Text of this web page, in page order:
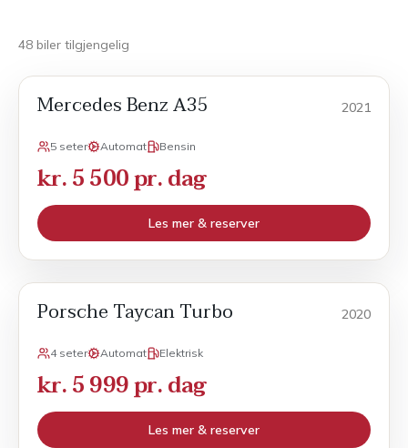
48 biler tilgjengelig
POPULÆR
Mercedes Benz A35 2021
5 seter Automat Bensin
kr. 5 500 pr. dag
Les mer & reserver
POPULÆR
Porsche Taycan Turbo 2020
4 seter Automat Elektrisk
kr. 5 999 pr. dag
Les mer & reserver